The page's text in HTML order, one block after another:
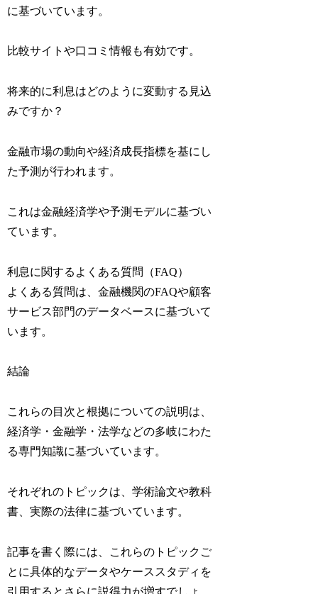
に基づいています。
比較サイトや口コミ情報も有効です。
将来的に利息はどのように変動する見込
みですか？
金融市場の動向や経済成長指標を基にし
た予測が行われます。
これは金融経済学や予測モデルに基づい
ています。
利息に関するよくある質問（FAQ）
よくある質問は、金融機関のFAQや顧客
サービス部門のデータベースに基づいて
います。
結論
これらの目次と根拠についての説明は、
経済学・金融学・法学などの多岐にわた
る専門知識に基づいています。
それぞれのトピックは、学術論文や教科
書、実際の法律に基づいています。
記事を書く際には、これらのトピックご
とに具体的なデータやケーススタディを
引用するとさらに説得力が増すでしょ